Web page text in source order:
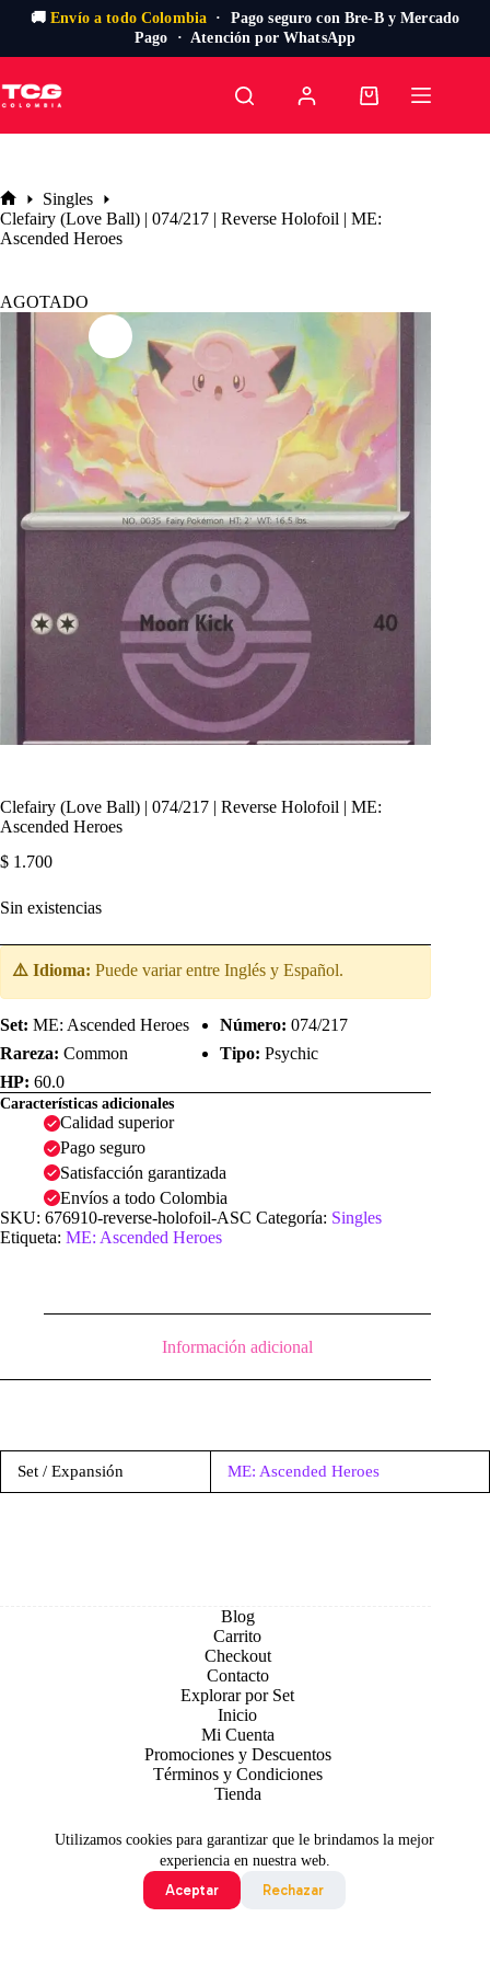
🚚Envío a todo Colombia · Pago seguro con Bre-B y Mercado
Pago · Atención por WhatsApp
al
contenido
Utilizamos cookies para garantizar que le brindamos la mejor
experiencia en nuestra web.
Aceptar
Rechazar
Carro
Inicio
Singles
Clefairy (Love Ball) | 074/217 | Reverse Holofoil | ME:
Ascended Heroes
AGOTADO
Clefairy (Love Ball) | 074/217 | Reverse Holofoil | ME:
Ascended Heroes
$ 1.700
Sin existencias
⚠️ Idioma: Puede variar entre Inglés y Español.
Set: ME: Ascended Heroes Número: 074/217
Rareza: Common Tipo: Psychic
HP: 60.0
Características adicionales
Calidad superior
Pago seguro
Satisfacción garantizada
Envíos a todo Colombia
SKU: 676910-reverse-holofoil-ASC Categoría: Singles
Etiqueta: ME: Ascended Heroes
Información adicional
Set / Expansión ME: Ascended Heroes
Blog
Carrito
Checkout
Contacto
Explorar por Set
Inicio
Mi Cuenta
Promociones y Descuentos
Términos y Condiciones
Tienda
Todo contenido original es sujeto de Copyright © 2026 TCG